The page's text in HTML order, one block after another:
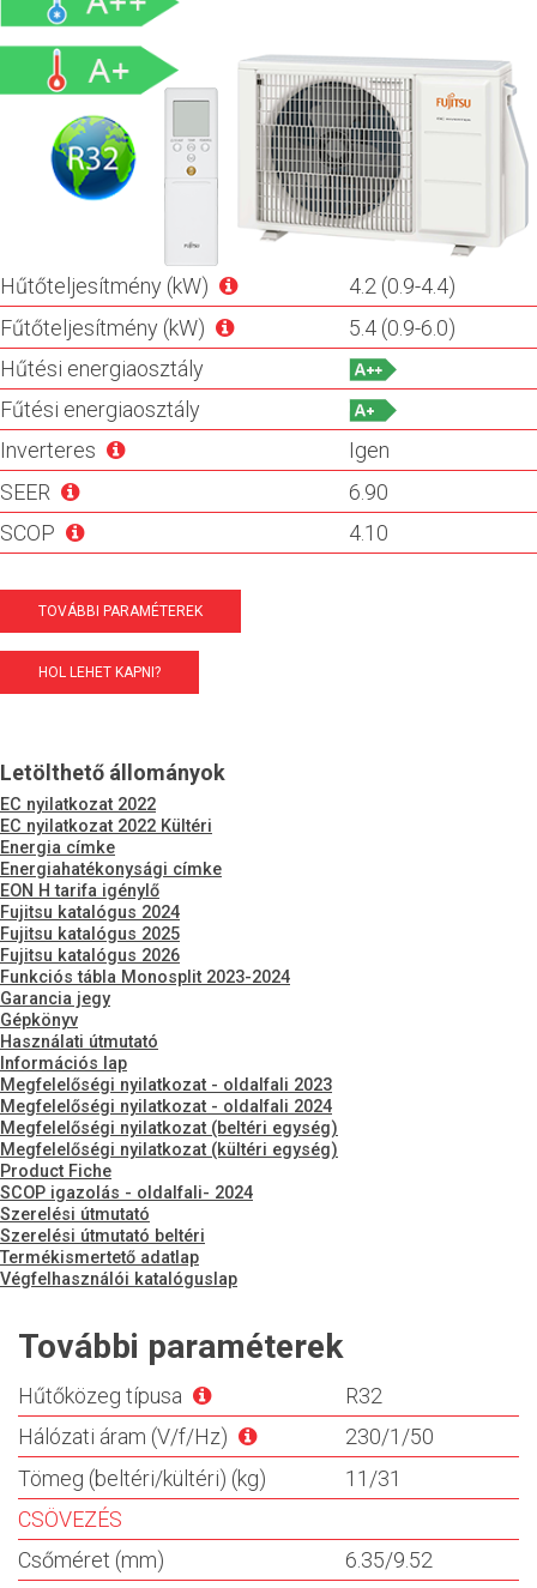
Hűtőteljesítmény (kW)
4.2 (0.9-4.4)
Fűtőteljesítmény (kW)
5.4 (0.9-6.0)
Hűtési energiaosztály
Fűtési energiaosztály
Inverteres
Igen
SEER
6.90
SCOP
4.10
TOVÁBBI PARAMÉTEREK
HOL LEHET KAPNI?
Letölthető állományok
EC nyilatkozat 2022
EC nyilatkozat 2022 Kültéri
Energia címke
Energiahatékonysági címke
EON H tarifa igénylő
Fujitsu katalógus 2024
Fujitsu katalógus 2025
Fujitsu katalógus 2026
Funkciós tábla Monosplit 2023-2024
Garancia jegy
Gépkönyv
Használati útmutató
Információs lap
Megfelelőségi nyilatkozat - oldalfali 2023
Megfelelőségi nyilatkozat - oldalfali 2024
Megfelelőségi nyilatkozat (beltéri egység)
Megfelelőségi nyilatkozat (kültéri egység)
Product Fiche
SCOP igazolás - oldalfali- 2024
Szerelési útmutató
Szerelési útmutató beltéri
Termékismertető adatlap
Végfelhasználói katalóguslap
További paraméterek
Hűtőközeg típusa
R32
Hálózati áram (V/f/Hz)
230/1/50
Tömeg (beltéri/kültéri) (kg)
11/31
CSÖVEZÉS
Csőméret (mm)
6.35/9.52